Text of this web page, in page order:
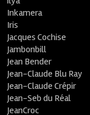
Inkamera
Iris
Jacques Cochise
Jambonbill
Jean Bender
Jean-Claude Blu Ray
Jean-Claude Crépir
Jean-Seb du Réal
JeanCroc